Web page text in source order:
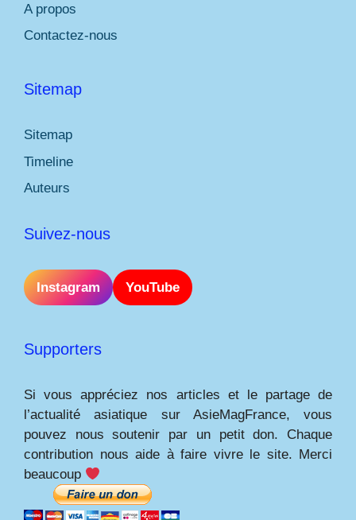
A propos
Contactez-nous
Sitemap
Sitemap
Timeline
Auteurs
Suivez-nous
Instagram YouTube
Supporters
Si vous appréciez nos articles et le partage de
l’actualité asiatique sur AsieMagFrance, vous
pouvez nous soutenir par un petit don. Chaque
contribution nous aide à faire vivre le site. Merci
beaucoup